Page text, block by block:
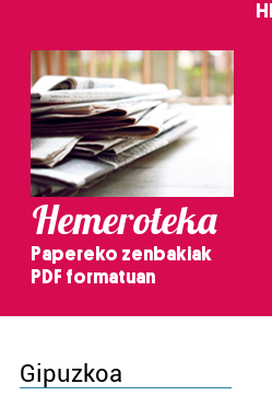
Hemeroteka
Papereko zenbakiak
PDF formatuan
Gipuzkoa